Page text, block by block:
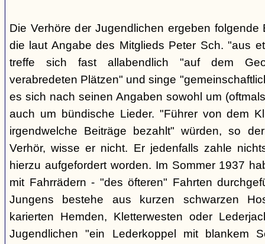
Die Verhöre der Jugendlichen ergeben folgende
die laut Angabe des Mitglieds Peter Sch. "aus
treffe sich fast allabendlich "auf dem
verabredeten Plätzen" und singe
es sich nach seinen Angaben sowohl um
auch um bündische Lieder. "Führer von dem
irgendwelche Beiträge bezahlt" würden, so
Verhör, wisse er nicht. Er jedenfalls zahle
hierzu aufgefordert worden. Im Sommer 1937
mit Fahrrädern - "des öfteren" Fahrten
Jungens bestehe aus kurzen schwarzen
karierten Hemden, Kletterwesten oder
Jugendlichen "ein Lederkoppel mit blankem